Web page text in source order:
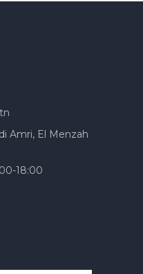
Amri, El Menzah
18:00